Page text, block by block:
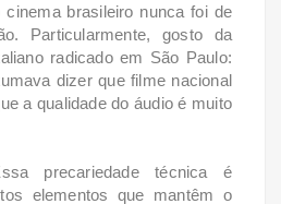
brasileiro nunca foi de
Particularmente, gosto da
radicado em São Paulo:
dizer que filme nacional
a qualidade do áudio é muito
precariedade técnica é
elementos que mantêm o